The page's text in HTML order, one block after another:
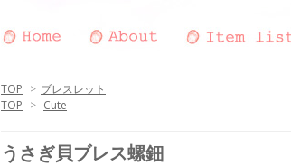
TOP > ブレスレット
TOP > Cute
うさぎ貝ブレス螺鈿